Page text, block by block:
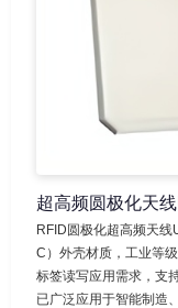
超高频圆极化天
RFID圆极化超高频天
C）外壳材质，工业等
标签读写应用需求，支
已广泛应用于智能制造